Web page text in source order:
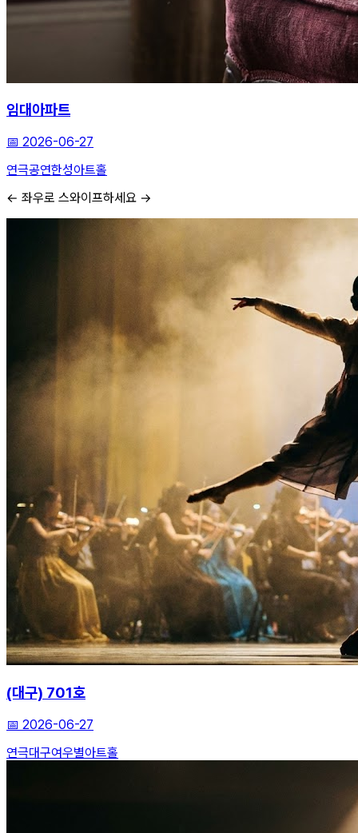
임대아파트
📅 2026-06-27
연극공연한성아트홀
← 좌우로 스와이프하세요 →
(대구) 701호
📅 2026-06-27
연극대구여우별아트홀